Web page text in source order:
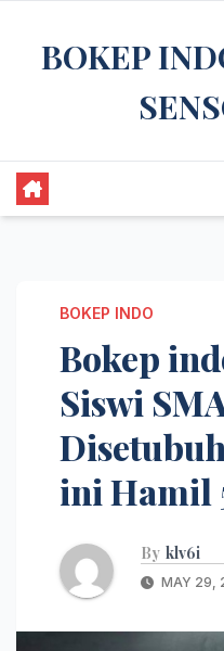
BOKEP
BOKEP INDO
Bokep
Siswi
ini Hamil
By klv6i
MAY 29,